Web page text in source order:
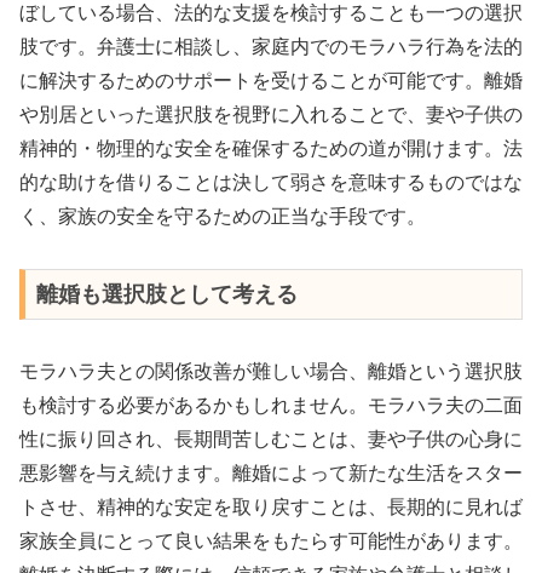
ぼしている場合、法的な支援を検討することも一つの選択
肢です。弁護士に相談し、家庭内でのモラハラ行為を法的
に解決するためのサポートを受けることが可能です。離婚
や別居といった選択肢を視野に入れることで、妻や子供の
精神的・物理的な安全を確保するための道が開けます。法
的な助けを借りることは決して弱さを意味するものではな
く、家族の安全を守るための正当な手段です。
離婚も選択肢として考える
モラハラ夫との関係改善が難しい場合、離婚という選択肢
も検討する必要があるかもしれません。モラハラ夫の二面
性に振り回され、長期間苦しむことは、妻や子供の心身に
悪影響を与え続けます。離婚によって新たな生活をスター
トさせ、精神的な安定を取り戻すことは、長期的に見れば
家族全員にとって良い結果をもたらす可能性があります。